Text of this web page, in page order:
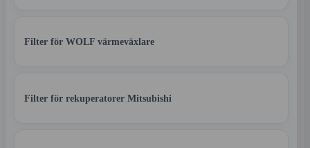
Filter för WOLF värmeväxlare
Filter för rekuperatorer Mitsubishi